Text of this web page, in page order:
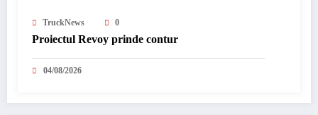
TruckNews 0
Proiectul Revoy prinde contur
04/08/2026